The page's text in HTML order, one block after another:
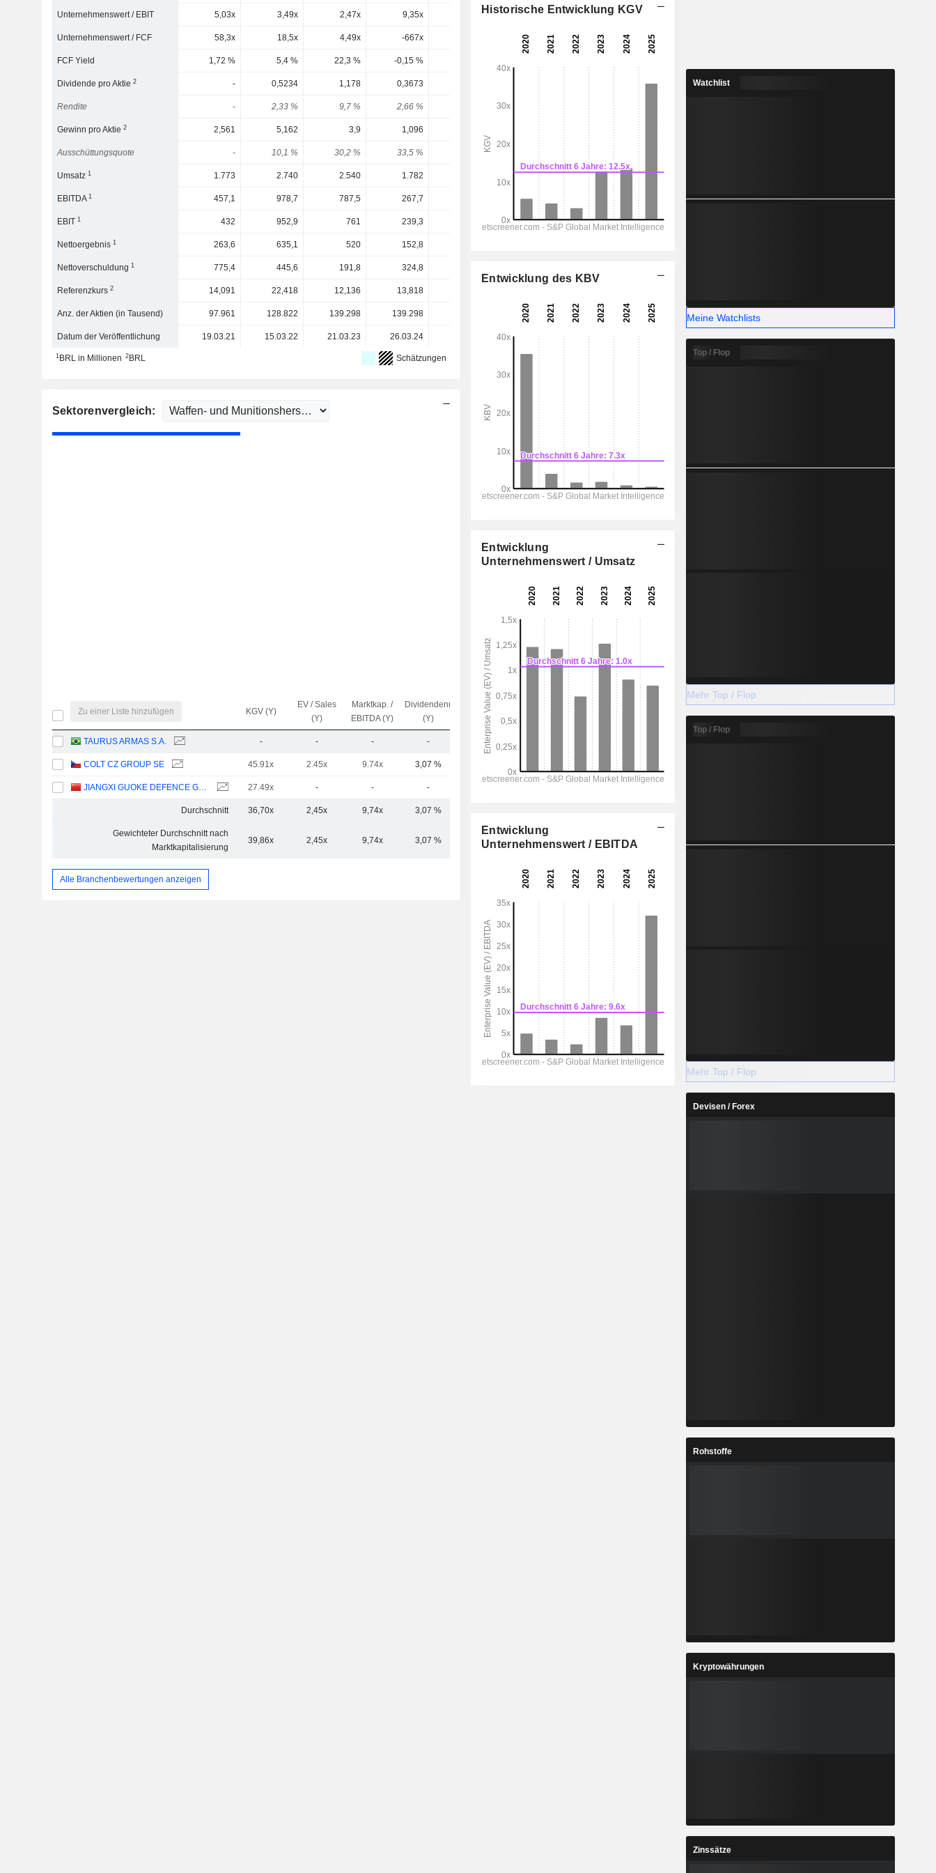
Unternehmenswert / EBIT 5,03x 3,49x 2,47x 9,35x 7,74x 307x
Unternehmenswert / FCF 58,3x 18,5x 4,49x -667x -7,89x
FCF Yield 1,72 % 5,4 % 22,3 % -0,15 %
Dividende pro Aktie2 - 0,5234 1,178 0,3673 0,003111
Rendite - 2,33 % 9,7 % 2,66 % 0,07 %
Gewinn pro Aktie2 2,561 5,162 3,9 1,096 0,1308
Ausschüttungsquote - 10,1 % 30,2 % 33,5 % 33,5 % 2,38 %
Umsatz1 1.773 2.740 2.540 1.782 1.463
EBITDA1 457,1 978,7 787,5 267,7 38,89
EBIT1 432 952,9 761 239,3 4,044
Nettoergebnis1 263,6 635,1 520 152,8
Nettoverschuldung1 775,4 445,6 191,8 324,8
Referenzkurs2 14,091 22,418 12,136 13,818
Anz. der Aktien (in Tausend) 97.961 128.822 139.298 139.298 139.200
Datum der Veröffentlichung 19.03.21 15.03.22 21.03.23 26.03.24 25.03.26
1BRL in Millionen 2BRL Schätzungen
Sektorenvergleich:
Zu einer Liste hinzufügen KGV (Y)
EV / Sales
(Y)
Marktkap. /
EBITDA (Y)
Dividendenrendite
(Y)
Kap.($)
TAURUS ARMAS S.A. - - - - 134 Mio.
COLT CZ GROUP SE 45.91x 2.45x 9.74x 3,07 %
JIANGXI GUOKE DEFENCE GROUP CO.,LTD. 27.49x - - -
Durchschnitt 36,70x 2,45x 9,74x 3,07 %
Gewichteter Durchschnitt nach
Marktkapitalisierung
39,86x 2,45x 9,74x 3,07 %
Alle Branchenbewertungen anzeigen
Historische Entwicklung KGV
Entwicklung des KBV
Entwicklung
Unternehmenswert / Umsatz
Entwicklung
Unternehmenswert / EBITDA
Watchlist
Meine Watchlists
Top / Flop
Mehr Top / Flop
Top / Flop
Mehr Top / Flop
Devisen / Forex
Rohstoffe
Kryptowährungen
Zinssätze